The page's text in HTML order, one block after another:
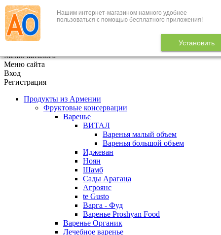
Нашим интернет-магазином намного удобнее
пользоваться с помощью бесплатного приложения!
Установить
+7 (495) 646-888-1
В корзине 0
Меню каталога
Меню сайта
Вход
Регистрация
Продукты из Армении
Фруктовые консервации
Варенье
ВИТАЛ
Варенья малый объем
Варенья большой объем
Иджеван
Ноян
Шамб
Сады Арагаца
Агроянс
te Gusto
Варга - Фуд
Варенье Proshyan Food
Варенье Органик
Лечебное варенье